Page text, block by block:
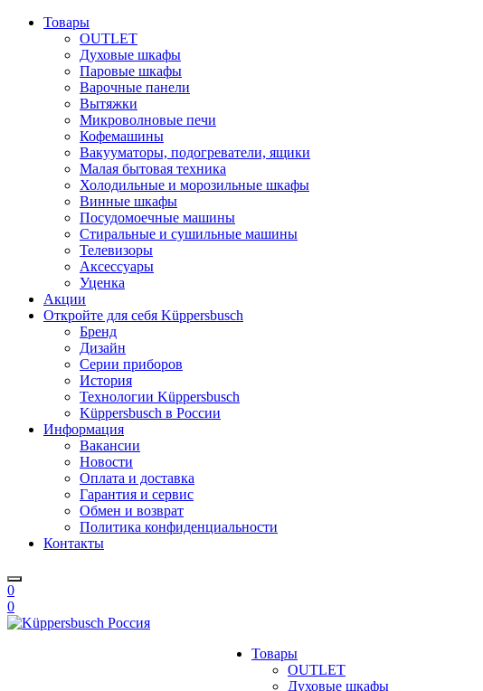
Товары
OUTLET
Духовые шкафы
Паровые шкафы
Варочные панели
Вытяжки
Микроволновые печи
Кофемашины
Вакууматоры, подогреватели, ящики
Малая бытовая техника
Холодильные и морозильные шкафы
Винные шкафы
Посудомоечные машины
Стиральные и сушильные машины
Телевизоры
Аксессуары
Уценка
Акции
Откройте для себя Küppersbusch
Бренд
Дизайн
Серии приборов
История
Технологии Küppersbusch
Küppersbusch в России
Информация
Вакансии
Новости
Оплата и доставка
Гарантия и сервис
Обмен и возврат
Политика конфиденциальности
Контакты
0
0
Товары
OUTLET
Духовые шкафы